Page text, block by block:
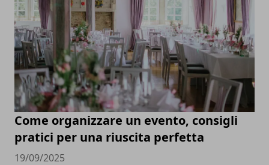
Come organizzare un evento, consigli
pratici per una riuscita perfetta
19/09/2025